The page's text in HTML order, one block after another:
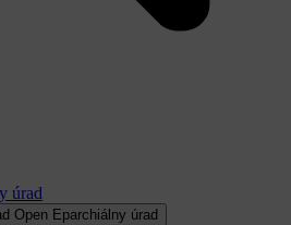
úrad
Open Eparchiálny úrad